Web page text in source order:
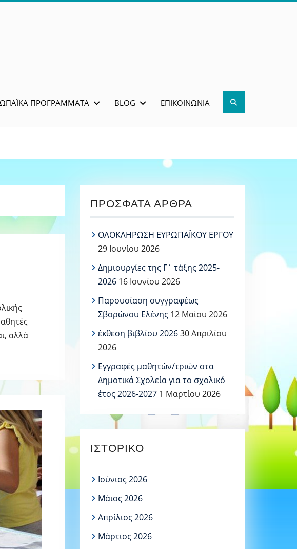
ΠΡΟΓΡΆΜΜΑΤΑ BLOG ΕΠΙΚΟΙΝΩΝΊΑ Search
αλλά
ΠΡΌΣΦΑΤΑ ΆΡΘΡΑ
ΟΛΟΚΛΗΡΩΣΗ ΕΥΡΩΠΑΪΚΟΥ ΕΡΓΟΥ
29 Ιουνίου 2026
Δημιουργίες της Γ΄ τάξης 2025-
2026 16 Ιουνίου 2026
Παρουσίαση συγγραφέως
Σβορώνου Ελένης 12 Μαΐου 2026
έκθεση βιβλίου 202630 Απριλίου
2026
Εγγραφές μαθητών/τριών στα
Δημοτικά Σχολεία για το σχολικό
έτος 2026-2027 1 Μαρτίου 2026
ΙΣΤΟΡΙΚΌ
Ιούνιος 2026
Μάιος 2026
Απρίλιος 2026
Μάρτιος 2026